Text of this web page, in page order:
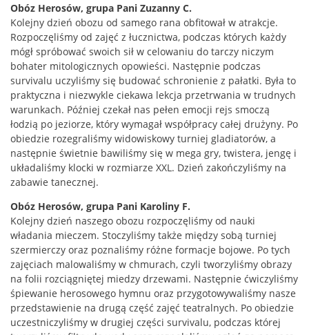
Obóz Herosów, grupa Pani Zuzanny C.
Kolejny dzień obozu od samego rana obfitował w atrakcje.
Rozpoczęliśmy od zajęć z łucznictwa, podczas których każdy
mógł spróbować swoich sił w celowaniu do tarczy niczym
bohater mitologicznych opowieści. Następnie podczas
survivalu uczyliśmy się budować schronienie z pałatki. Była to
praktyczna i niezwykle ciekawa lekcja przetrwania w trudnych
warunkach. Później czekał nas pełen emocji rejs smoczą
łodzią po jeziorze, który wymagał współpracy całej drużyny. Po
obiedzie rozegraliśmy widowiskowy turniej gladiatorów, a
następnie świetnie bawiliśmy się w mega gry, twistera, jengę i
układaliśmy klocki w rozmiarze XXL. Dzień zakończyliśmy na
zabawie tanecznej.
Obóz Herosów, grupa Pani Karoliny F.
Kolejny dzień naszego obozu rozpoczęliśmy od nauki
władania mieczem. Stoczyliśmy także między sobą turniej
szermierczy oraz poznaliśmy różne formacje bojowe. Po tych
zajęciach malowaliśmy w chmurach, czyli tworzyliśmy obrazy
na folii rozciągniętej miedzy drzewami. Następnie ćwiczyliśmy
śpiewanie herosowego hymnu oraz przygotowywaliśmy nasze
przedstawienie na drugą część zajęć teatralnych. Po obiedzie
uczestniczyliśmy w drugiej części survivalu, podczas której